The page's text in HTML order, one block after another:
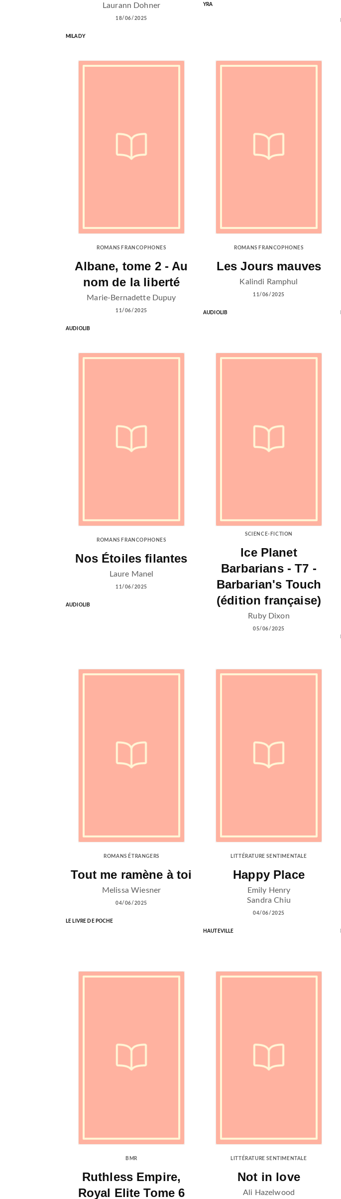
Laurann Dohner
18/06/2025
MILADY
YRA
ROMANS FRANCOPHONES
Albane, tome 2 - Au
nom de la liberté
Marie-Bernadette Dupuy
11/06/2025
AUDIOLIB
ROMANS FRANCOPHONES
Les Jours mauves
Kalindi Ramphul
11/06/2025
AUDIOLIB
ROMANS FRANCOPHONES
Nos Étoiles filantes
Laure Manel
11/06/2025
AUDIOLIB
SCIENCE-FICTION
Ice Planet
Barbarians - T7 -
Barbarian's Touch
(édition française)
Ruby Dixon
05/06/2025
ROMANS ÉTRANGERS
Tout me ramène à toi
Melissa Wiesner
04/06/2025
LE LIVRE DE POCHE
LITTÉRATURE SENTIMENTALE
Happy Place
Emily Henry
Sandra Chiu
04/06/2025
HAUTEVILLE
BMR
Ruthless Empire,
Royal Elite Tome 6
LITTÉRATURE SENTIMENTALE
Not in love
Ali Hazelwood